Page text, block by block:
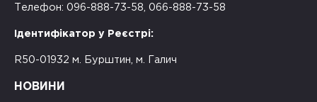
Телефон: 096-888-73-58, 066-888-73-58
Ідентифікатор у Реєстрі:
R50-01932 м. Бурштин, м. Галич
НОВИНИ